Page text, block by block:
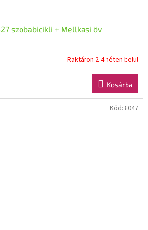
szobabicikli + Mellkasi öv
Raktáron 2-4 héten belül
Kosárba
Kód: 8047